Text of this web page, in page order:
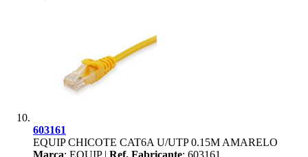
603161
EQUIP CHICOTE CAT6A U/UTP 0.15M AMARELO
Marca: EQUIP | Ref. Fabricante: 603161